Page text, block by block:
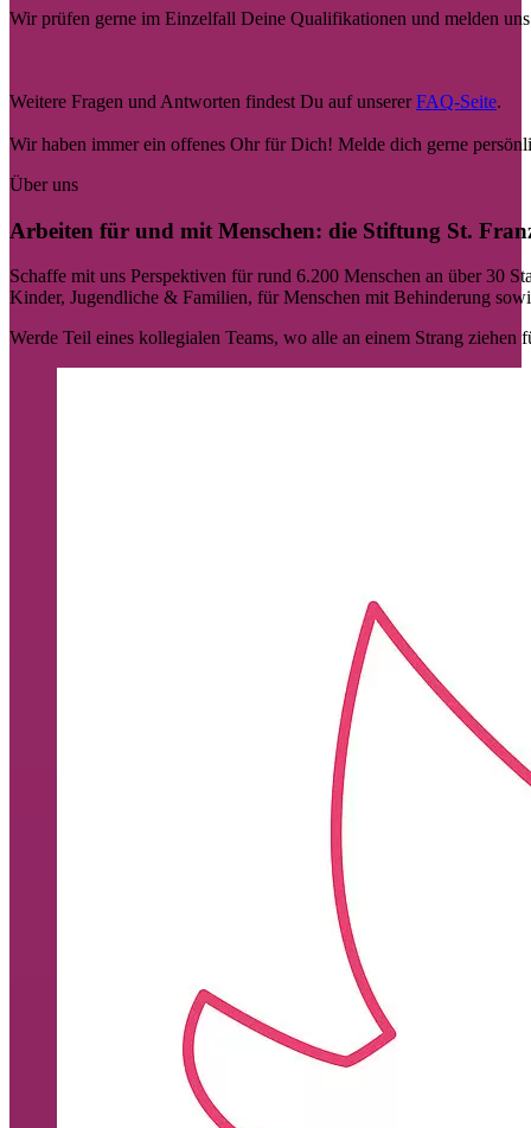
Wir prüfen gerne im Einzelfall Deine Qualifikationen und melden
Weitere Fragen und Antworten findest Du auf unsererFAQ-Seite.
Wir haben immer ein offenes Ohr für Dich! Melde dich gerne
Über uns
Arbeiten für und mit Menschen: die Stiftung St.
Schaffe mit uns Perspektiven für rund 6.200 Menschen an über 30
Kinder, Jugendliche & Familien, für Menschen mit Behinderung
Werde Teil eines kollegialen Teams, wo alle an einem Strang